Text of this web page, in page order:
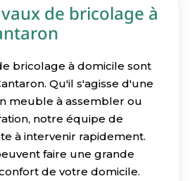
de bricolage à
bricolage à domicile sont
Qu'il s'agisse d'une
meuble à assembler ou
notre équipe de
à intervenir rapidement.
faire une grande
de votre domicile.